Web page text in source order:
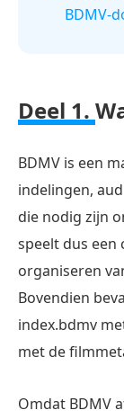
BDMV-
Deel 1.
BDMV is een
indelingen,
die nodig zijn
speelt dus een
organiseren
Bovendien
index.bdmv
met de
Omdat BDMV